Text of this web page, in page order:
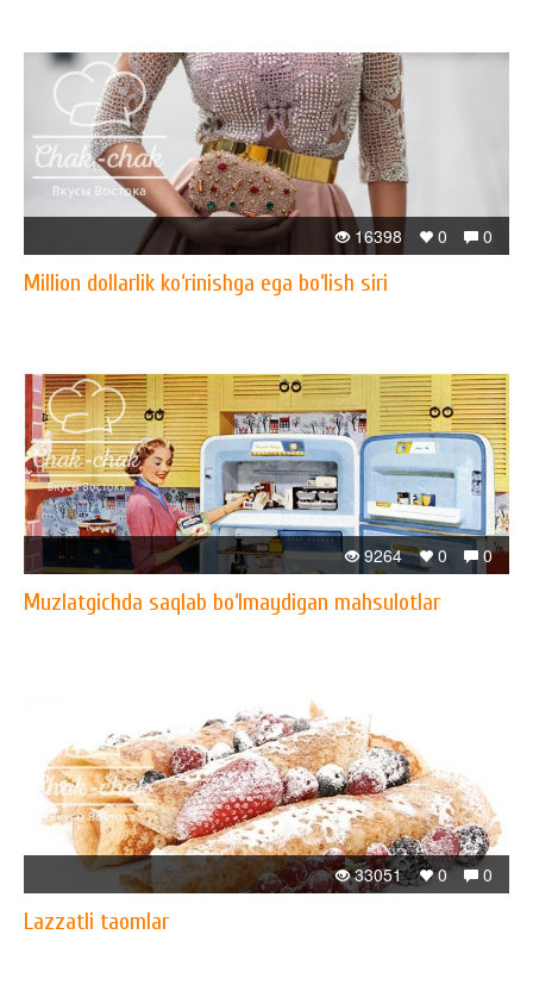
0
0
16398
Million dollarlik ko‘rinishga ega bo‘lish siri
0
0
9264
Muzlatgichda saqlab bo‘lmaydigan mahsulotlar
0
0
33051
Lazzatli taomlar